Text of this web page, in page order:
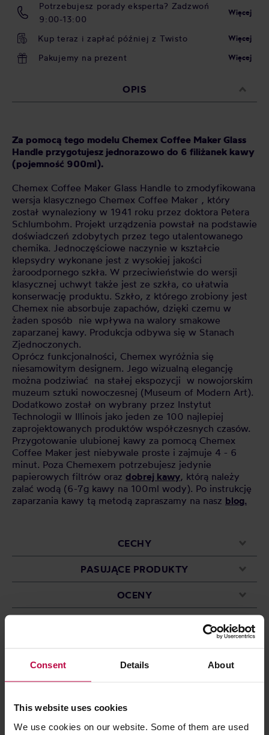
Consent Details About
This website uses cookies
We use cookies on our website. Some of them are used
Potrzebujesz porady eksperta? Zadzwoń
9:00-13:00
Więcej
Kup teraz i zapłać później z Twisto Więcej
Pakujemy na prezent Więcej
OPIS
Za pomocą tego modelu Chemex Coffee Maker Glass
Handle przygotujesz jednorazowo do 6 filiżanek kawy
(pojemność 900ml).
Chemex Coffee Maker Glass Handle to zmodyfikowana
wersja klasycznego Chemex Coffee Maker , który
został wynaleziony w 1941 roku przez doktora Petera
Schlumbohm. Projekt urządzenia powstał na podstawie
doświadczeń zdobytych przez tego utalentowanego
chemika. Jednoczęściowe naczynie w kształcie
klepsydry wykonane jest z wysokiej jakości
żaroodpornego szkła. W przeciwieństwie do wersji
klasycznej uchwyt także jest ze szkła, co ułatwia
konserwację produktu. Szkło, z którego zrobiony jest
Chemex nie absorbuje zapachów, dzięki czemu w
żaden sposób nie wpływa na walory smakowe
zaparzanej kawy. Produkcja odbywa się w Stanach
Zjednoczonych.
Oprócz funkcjonalności, Chemex wyróżnia się
niesamowitym designem. Jego wizualną elegancję
można podziwiać na stałej ekspozycji w nowojorskim
muzeum sztuki nowoczesnej (Museum of Modern Art).
Dodatkowo został on wybrany przez Instytut
Technologii w Illinois jako jeden ze 100 najlepiej
zaprojektowanych produktów współczesnych czasów.
Przygotowanie ulubionej kawy za pomocą Chemex
Coffee Maker jest niebywale proste i zajmuje 4 - 6
minut. Poza Chemexem potrzebujesz jedynie
papierowych filtrów oraz dobrej kawy, którą należy
zalać wodą (6-7g kawy na 100ml wody). Po instrukcję
zaparzania kawy tą metodą zapraszamy na nasz blog.
CECHY
PASUJĄCE PRODUKTY
OCENY
Może Cię zainteresować